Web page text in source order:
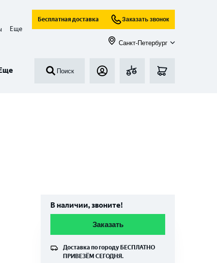
Еще
Бесплатная доставка Заказать звонок
Санкт-Петербург
Поиск
В наличии, звоните!
Заказать
Доставка по городу БЕСПЛАТНО
ПРИВЕЗЁМ СЕГОДНЯ.